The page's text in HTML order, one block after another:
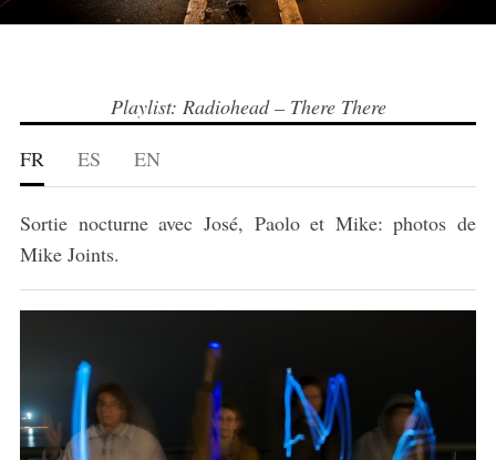
Playlist: Radiohead – There There
FR
ES EN
Sortie nocturne avec José, Paolo et Mike: photos de
Mike Joints.